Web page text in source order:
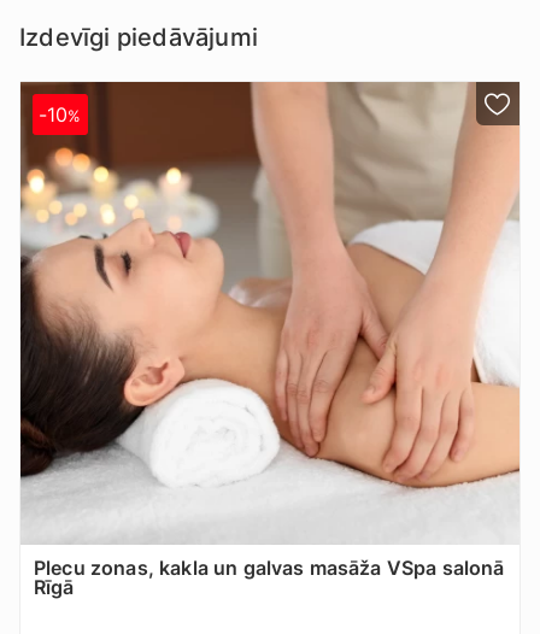
Izdevīgi piedāvājumi
-10%
Plecu zonas, kakla un galvas masāža VSpa salonā
Rīgā